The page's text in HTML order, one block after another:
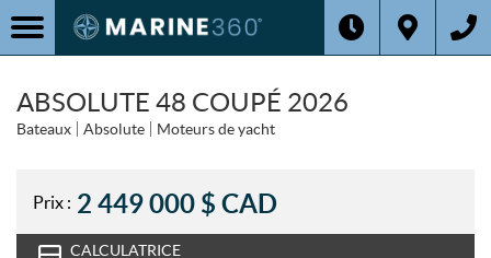
ABSOLUTE 48 COUPÉ 2026
Bateaux Absolute Moteurs de yacht
Prix : 2 449 000 $ CAD
CALCULATRICE